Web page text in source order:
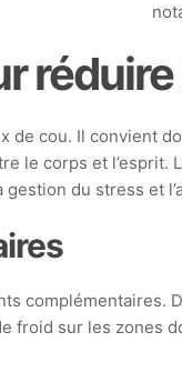
de cou. Il convient
corps et
du stress et
complémentaires.
froid sur les